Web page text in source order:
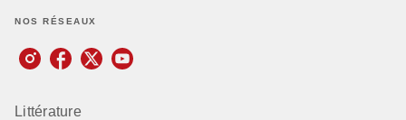
NOS RÉSEAUX
Littérature